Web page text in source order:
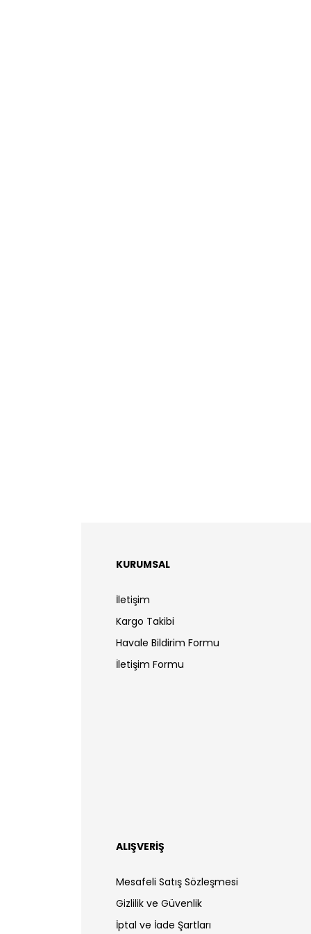
KURUMSAL
İletişim
Kargo Takibi
Havale Bildirim Formu
İletişim Formu
ALIŞVERİŞ
Mesafeli Satış Sözleşmesi
Gizlilik ve Güvenlik
İptal ve İade Şartları